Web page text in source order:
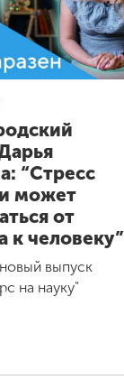
“Стресс
может
от
к человеку”
выпуск
на науку"